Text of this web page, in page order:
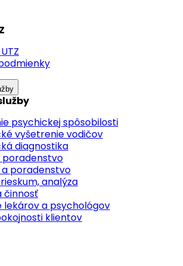
psychickej spôsobilosti
vyšetrenie vodičov
diagnostika
poradenstvo
a poradenstvo
analýza
činnosť
lekárov a psychológov
klientov